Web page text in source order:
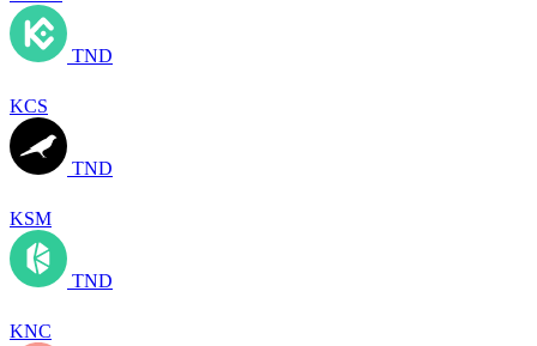
TND
KCS
TND
KSM
TND
KNC